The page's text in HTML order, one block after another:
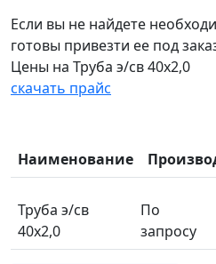
Если вы не найдете
готовы привезти ее под
Цены на Труба э/св 40х2,0
скачать прайс
Наименование
Труба э/св
40х2,0
По
запросу